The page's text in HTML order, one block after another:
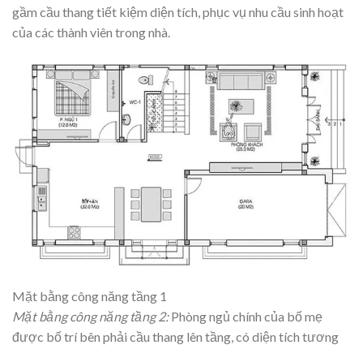
gầm cầu thang tiết kiệm diện tích, phục vụ nhu cầu sinh hoạt
của các thành viên trong nhà.
Mặt bằng công năng tầng 1
Mặt bằng công năng tầng 2:Phòng ngủ chính của bố mẹ
được bố trí bên phải cầu thang lên tầng, có diện tích tương